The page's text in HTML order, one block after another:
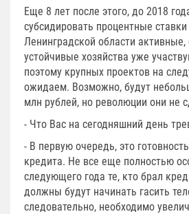
Еще 8 лет после этого, до 2018
субсидировать процентные
Ленинградской области
устойчивые хозяйства уже
поэтому крупных проектов на
ожидаем. Возможно, будут
млн рублей, но революции они не
- Что Вас на сегодняшний день
- В первую очередь, это
кредита. Не все еще полностью
следующего года те, кто брал
должны будут начинать гасить
следовательно, необходимо